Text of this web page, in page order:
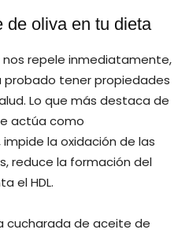
de oliva en tu dieta
nos repele inmediatamente,
probado tener propiedades
Lo que más destaca de
actúa como
la oxidación de las
reduce la formación del
el HDL.
cucharada de aceite de